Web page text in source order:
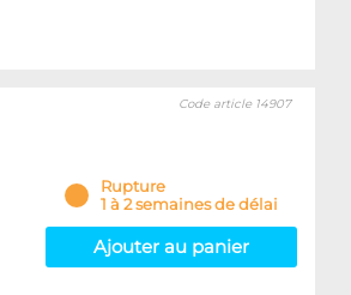
Code article 14907
Rupture
1 à 2 semaines de délai
Ajouter au panier